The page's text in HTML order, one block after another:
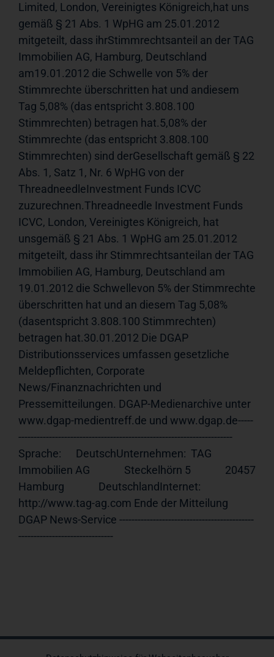
Limited, London, Vereinigtes Königreich,hat uns
gemäß § 21 Abs. 1 WpHG am 25.01.2012
mitgeteilt, dass ihrStimmrechtsanteil an der TAG
Immobilien AG, Hamburg, Deutschland
am19.01.2012 die Schwelle von 5% der
Stimmrechte überschritten hat und andiesem
Tag 5,08% (das entspricht 3.808.100
Stimmrechten) betragen hat.5,08% der
Stimmrechte (das entspricht 3.808.100
Stimmrechten) sind derGesellschaft gemäß § 22
Abs. 1, Satz 1, Nr. 6 WpHG von der
ThreadneedleInvestment Funds ICVC
zuzurechnen.Threadneedle Investment Funds
ICVC, London, Vereinigtes Königreich, hat
unsgemäß § 21 Abs. 1 WpHG am 25.01.2012
mitgeteilt, dass ihr Stimmrechtsanteilan der TAG
Immobilien AG, Hamburg, Deutschland am
19.01.2012 die Schwellevon 5% der Stimmrechte
überschritten hat und an diesem Tag 5,08%
(dasentspricht 3.808.100 Stimmrechten)
betragen hat.30.01.2012 Die DGAP
Distributionsservices umfassen gesetzliche
Meldepflichten, Corporate
News/Finanznachrichten und
Pressemitteilungen. DGAP-Medienarchive unter
www.dgap-medientreff.de und www.dgap.de-----
----------------------------------------------------------------------
Sprache:      DeutschUnternehmen:  TAG
Immobilien AG              Steckelhörn 5              20457
Hamburg              DeutschlandInternet:
http://www.tag-ag.com Ende der Mitteilung
DGAP News-Service --------------------------------------------
-------------------------------